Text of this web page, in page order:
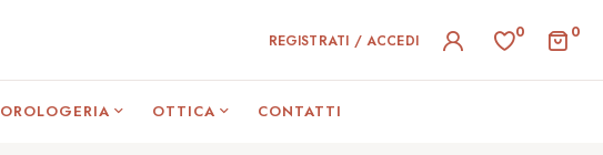
REGISTRATI / ACCEDI 0 0
OROLOGERIA OTTICA CONTATTI